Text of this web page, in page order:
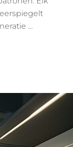
…